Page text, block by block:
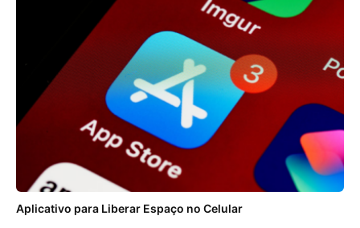
Aplicativo para Liberar Espaço no Celular